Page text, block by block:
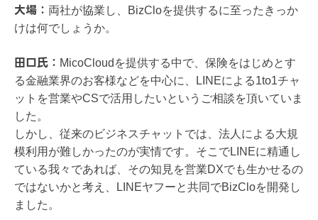
​大場： 両社が協業し、BizCloを提供するに至ったきっか
けは何でしょうか。
​田口氏： MicoCloudを提供する中で、​​保険をはじめとす
る​​金融業界のお客様などを中心に、LINEによる1to1チャ
ットを営業やCSで活用したいというご相談を頂いていま
した。
しかし、​​従来のビジネスチャット​​では、法人による大規
模利用が難しかったのが実情です。そこでLINEに精通し
ている我々であれば、その知見を営業DXでも生かせるの
ではないかと考え、LINEヤフーと共同でBizCloを開発し
ました。